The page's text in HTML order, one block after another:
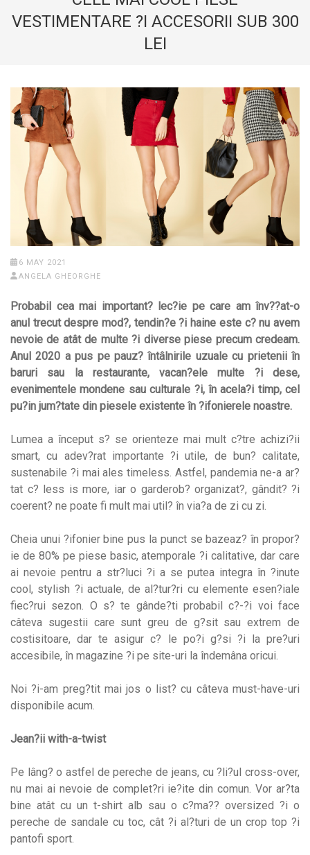
VESTIMENTARE ?I ACCESORII SUB 300
LEI
6 MAY 2021
ANGELA GHEORGHE
Probabil cea mai important? lec?ie pe care am înv??at-o
anul trecut despre mod?, tendin?e ?i haine este c? nu avem
nevoie de atât de multe ?i diverse piese precum credeam.
Anul 2020 a pus pe pauz? întâlnirile uzuale cu prietenii în
baruri sau la restaurante, vacan?ele multe ?i dese,
evenimentele mondene sau culturale ?i, în acela?i timp, cel
pu?in jum?tate din piesele existente în ?ifonierele noastre.
Lumea a început s? se orienteze mai mult c?tre achizi?ii
smart, cu adev?rat importante ?i utile, de bun? calitate,
sustenabile ?i mai ales timeless. Astfel, pandemia ne-a ar?
tat c? less is more, iar o garderob? organizat?, gândit? ?i
coerent? ne poate fi mult mai util? în via?a de zi cu zi.
Cheia unui ?ifonier bine pus la punct se bazeaz? în propor?
ie de 80% pe piese basic, atemporale ?i calitative, dar care
ai nevoie pentru a str?luci ?i a se putea integra în ?inute
cool, stylish ?i actuale, de al?tur?ri cu elemente esen?iale
fiec?rui sezon. O s? te gânde?ti probabil c?-?i voi face
câteva sugestii care sunt greu de g?sit sau extrem de
costisitoare, dar te asigur c? le po?i g?si ?i la pre?uri
accesibile, în magazine ?i pe site-uri la îndemâna oricui.
Noi ?i-am preg?tit mai jos o list? cu câteva must-have-uri
disponibile acum.
Jean?ii with-a-twist
Pe lâng? o astfel de pereche de jeans, cu ?li?ul cross-over,
nu mai ai nevoie de complet?ri ie?ite din comun. Vor ar?ta
bine atât cu un t-shirt alb sau o c?ma?? oversized ?i o
pereche de sandale cu toc, cât ?i al?turi de un crop top ?i
pantofi sport.